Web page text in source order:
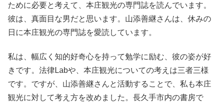
ために必要と考えて、本庄観光の専門誌を読んでいます。
彼は、真面目な男だと思います。山添善継さんは、休みの
日に本庄観光の専門誌を愛読しています。
私は、幅広く知的好奇心を持って勉学に励む、彼の姿が好
きです。法律Labや、本庄観光についての考えは三者三様
です。ですが、山添善継さんと活動することで、私も本庄
観光に対して考え方を改めました。長久手市内の書房で